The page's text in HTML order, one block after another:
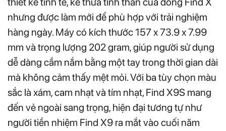
nhưng được làm mới để phù hợp với trải nghiệm
hàng ngày. Máy có kích thước 157 x 73.9 x 7.99
mm và trọng lượng 202 gram, giúp người sử dụng
dễ dàng cầm nắm bằng một tay trong thời gian dài
mà không cảm thấy mệt mỏi. Với ba tùy chọn màu
sắc là xám, cam nhạt và tím nhạt, Find X9S mang
đến vẻ ngoài sang trọng, hiện đại tương tự như
người tiền nhiệm Find X9 ra mắt vào cuối năm